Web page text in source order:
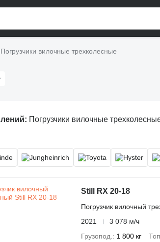
Погрузчики вилочные трехколесные
Погрузчики вилочные
Still RX 20-18
Погрузчик вилочный
2021
3 078 м/ч
Грузопод.
1 800 кг